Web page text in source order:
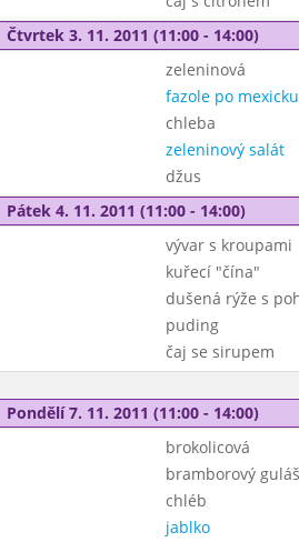
Čtvrtek 3. 11. 2011 (11:00 - 14:00)
zeleninová
fazole po mexicku
chleba
zeleninový salát
džus
Pátek 4. 11. 2011 (11:00 - 14:00)
vývar s kroupami
kuřecí "čína"
dušená rýže s
puding
čaj se sirupem
Pondělí 7. 11. 2011 (11:00 - 14:00)
brokolicová
bramborový guláš
chléb
jablko